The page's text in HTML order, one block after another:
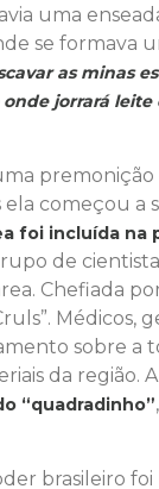
uma
se formava
as minas
jorrará leite
começou a
foi incluída na
de
Chefiada
Médicos,
sobre a
da região.
“quadradinho”
brasileiro foi